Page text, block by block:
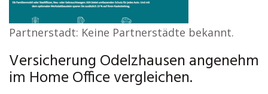
Partnerstadt: Keine Partnerstädte bekannt.
Versicherung Odelzhausen angenehm
im Home Office vergleichen.